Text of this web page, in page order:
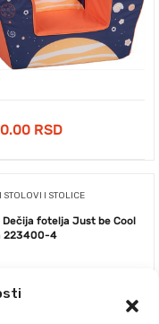
RSD
STOLOVI I STOLICE
Dečija fotelja Just be Cool
223400-4